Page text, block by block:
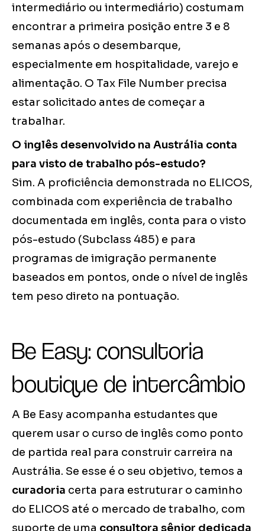
intermediário ou intermediário) costumam
encontrar a primeira posição entre 3 e 8
semanas após o desembarque,
especialmente em hospitalidade, varejo e
alimentação. O Tax File Number precisa
estar solicitado antes de começar a
trabalhar.
O inglês desenvolvido na Austrália conta
para visto de trabalho pós-estudo?
Sim. A proficiência demonstrada no ELICOS,
combinada com experiência de trabalho
documentada em inglês, conta para o visto
pós-estudo (Subclass 485) e para
programas de imigração permanente
baseados em pontos, onde o nível de inglês
tem peso direto na pontuação.
Be Easy: consultoria
boutique de intercâmbio
A Be Easy acompanha estudantes que
querem usar o curso de inglês como ponto
de partida real para construir carreira na
Austrália. Se esse é o seu objetivo, temos a
curadoria certa para estruturar o caminho
do ELICOS até o mercado de trabalho, com
suporte de uma consultora sênior dedicada